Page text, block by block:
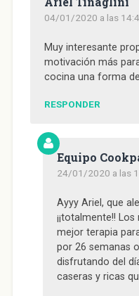
04/01/2020 a las
Muy interesante
motivación más
cocina una forma
RESPONDER
Equipo
24/01/2020 a las
Ayyy Ariel, que
¡¡totalmente!!
mejor terapia
por 26 semanas
disfrutando del
caseras y ricas